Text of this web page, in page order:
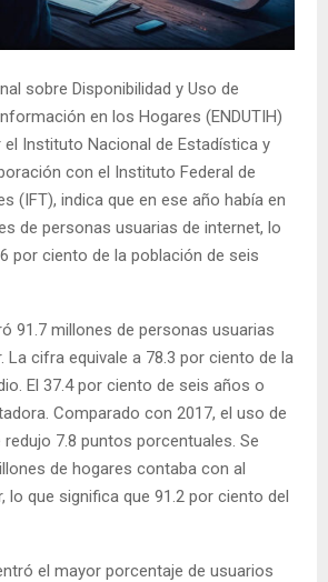
sobre Disponibilidad y Uso de
en los Hogares (ENDUTIH)
el Instituto Nacional de Estadística y
con el Instituto Federal de
(IFT), indica que en ese año había en
de personas usuarias de internet, lo
por ciento de la población de seis
91.7 millones de personas usuarias
La cifra equivale a 78.3 por ciento de la
El 37.4 por ciento de seis años o
Comparado con 2017, el uso de
7.8 puntos porcentuales. Se
de hogares contaba con al
lo que significa que 91.2 por ciento del
el mayor porcentaje de usuarios